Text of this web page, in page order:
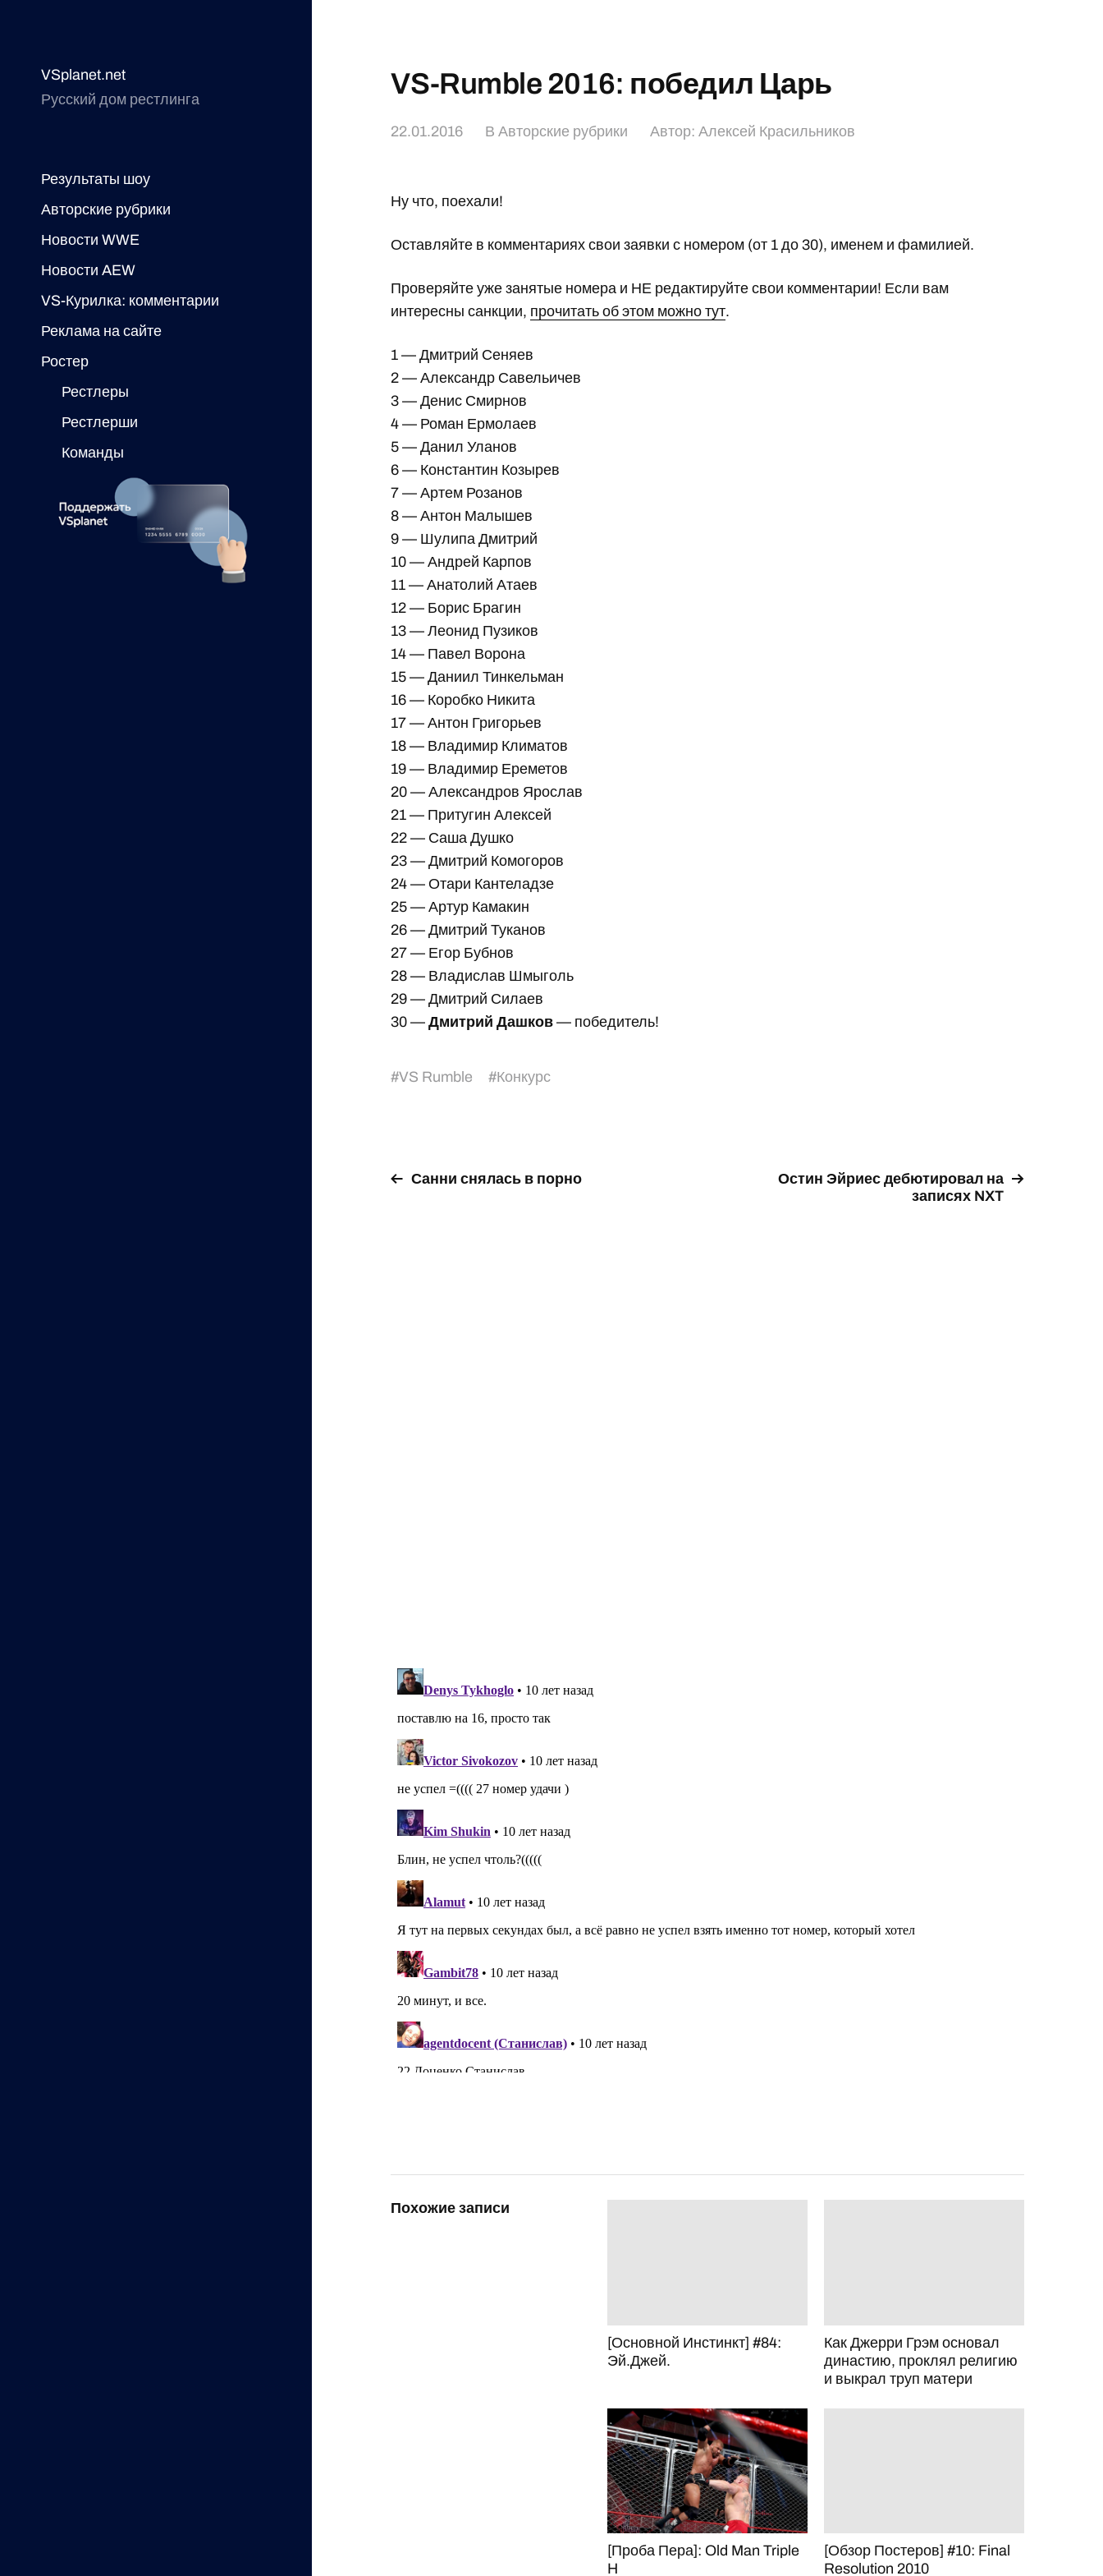
VSplanet.net
Русский дом рестлинга
Результаты шоу
Авторские рубрики
Новости WWE
Новости AEW
VS-Курилка: комментарии
Реклама на сайте
Ростер
Рестлеры
Рестлерши
Команды
VS-Rumble 2016: победил Царь
22.01.2016 ВАвторские рубрики Автор:Алексей Красильников
Ну что, поехали!
Оставляйте в комментариях свои заявки с номером (от 1 до 30), именем и фамилией.
Проверяйте уже занятые номера и НЕ редактируйте свои комментарии! Если вам
интересны санкции, прочитать об этом можно тут.
1 — Дмитрий Сеняев
2 — Александр Савельичев
3 — Денис Смирнов
4 — Роман Ермолаев
5 — Данил Уланов
6 — Константин Козырев
7 — Артем Розанов
8 — Антон Малышев
9 — Шулипа Дмитрий
10 — Андрей Карпов
11 — Анатолий Атаев
12 — Борис Брагин
13 — Леонид Пузиков
14 — Павел Ворона
15 — Даниил Тинкельман
16 — Коробко Никита
17 — Антон Григорьев
18 — Владимир Климатов
19 — Владимир Ереметов
20 — Александров Ярослав
21 — Притугин Алексей
22 — Саша Душко
23 — Дмитрий Комогоров
24 — Отари Кантеладзе
25 — Артур Камакин
26 — Дмитрий Туканов
27 — Егор Бубнов
28 — Владислав Шмыголь
29 — Дмитрий Силаев
30 —Дмитрий Дашков — победитель!
#VS Rumble #Конкурс
Санни снялась в порно
Остин Эйриес дебютировал на
записях NXT
Похожие записи
[Основной Инстинкт] #84:
Эй.Джей.
Как Джерри Грэм основал
династию, проклял религию
и выкрал труп матери
[Проба Пера]: Old Man Triple
H
[Обзор Постеров] #10: Final
Resolution 2010